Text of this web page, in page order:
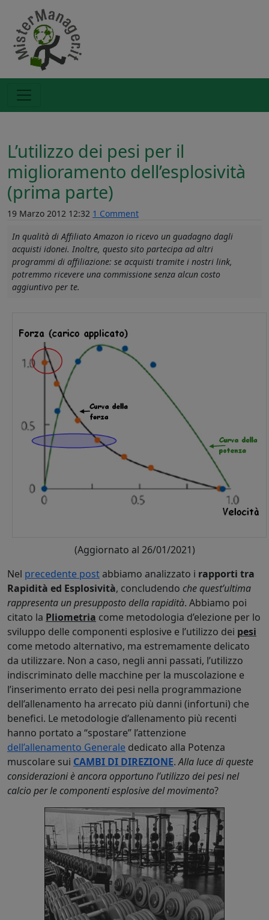
L’utilizzo dei pesi per il
miglioramento dell’esplosività
(prima parte)
19 Marzo 2012 12:32 1 Comment
In qualità di Affiliato Amazon io ricevo un guadagno dagli
acquisti idonei. Inoltre, questo sito partecipa ad altri
programmi di affiliazione: se acquisti tramite i nostri link,
potremmo ricevere una commissione senza alcun costo
aggiuntivo per te.
(Aggiornato al 26/01/2021)
Nel precedente post abbiamo analizzato i rapporti tra
Rapidità ed Esplosività, concludendo che quest’ultima
rappresenta un presupposto della rapidità. Abbiamo poi
citato la Pliometria come metodologia d’elezione per lo
sviluppo delle componenti esplosive e l’utilizzo dei pesi
come metodo alternativo, ma estremamente delicato
da utilizzare. Non a caso, negli anni passati, l’utilizzo
indiscriminato delle macchine per la muscolazione e
l’inserimento errato dei pesi nella programmazione
dell’allenamento ha arrecato più danni (infortuni) che
benefici. Le metodologie d’allenamento più recenti
hanno portato a “spostare” l’attenzione
dell’allenamento Generale dedicato alla Potenza
muscolare sui CAMBI DI DIREZIONE.Alla luce di queste
considerazioni è ancora opportuno l’utilizzo dei pesi nel
calcio per le componenti esplosive del movimento?